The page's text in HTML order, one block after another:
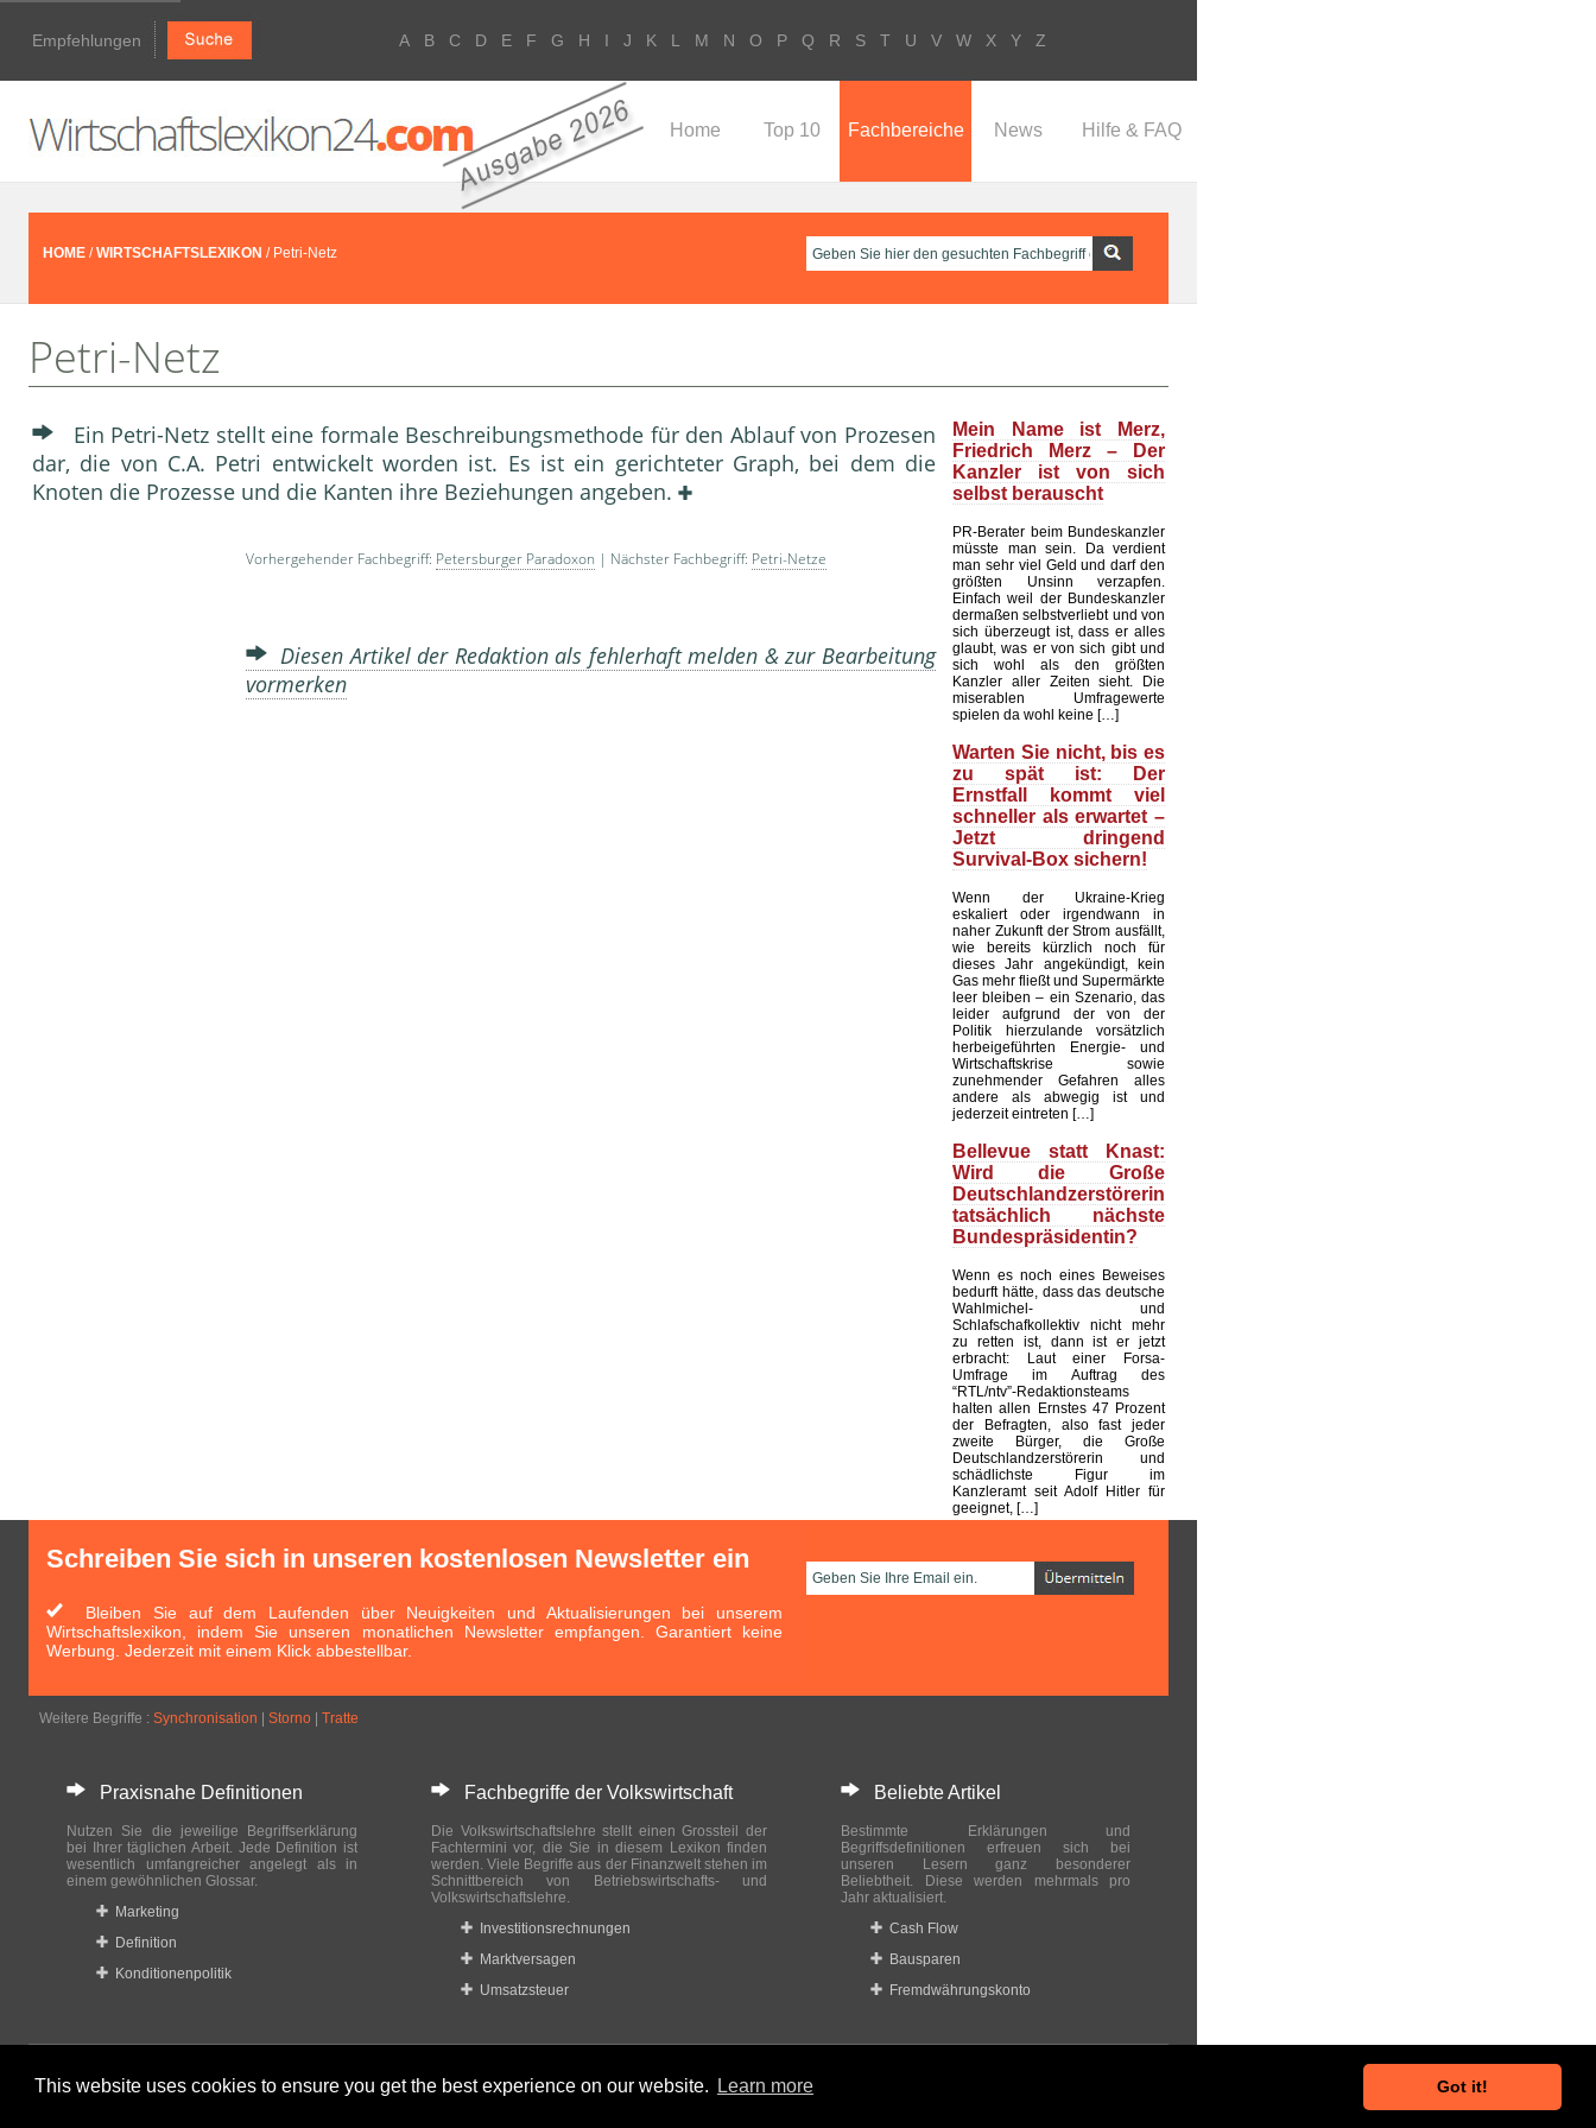
This website uses cookies to ensure you get the best experience on our website. Learn more Got it!
Empfehlungen A B C D E F G H I J K L M N O P Q R S T U V W X Y Z
Home Top 10 Fachbereiche News Hilfe & FAQ
HOME /WIRTSCHAFTSLEXIKON / Petri-Netz
Petri-Netz
Ein Petri-Netz stellt eine formale Beschreibungsmethode für den Ablauf von Prozesen
dar, die von C.A. Petri entwickelt worden ist. Es ist ein gerichteter Graph, bei dem die
Knoten die Prozesse und die Kanten ihre Beziehungen angeben.
Vorhergehender Fachbegriff: Petersburger Paradoxon | Nächster Fachbegriff: Petri-Netze
Diesen Artikel der Redaktion als fehlerhaft melden & zur Bearbeitung
vormerken
Mein Name ist Merz,
Friedrich Merz – Der
Kanzler ist von sich
selbst berauscht
PR-Berater beim Bundeskanzler
müsste man sein. Da verdient
man sehr viel Geld und darf den
größten Unsinn verzapfen.
Einfach weil der Bundeskanzler
dermaßen selbstverliebt und von
sich überzeugt ist, dass er alles
glaubt, was er von sich gibt und
sich wohl als den größten
Kanzler aller Zeiten sieht. Die
miserablen Umfragewerte
spielen da wohl keine […]
Warten Sie nicht, bis es
zu spät ist: Der
Ernstfall kommt viel
schneller als erwartet –
Jetzt dringend
Survival-Box sichern!
Wenn der Ukraine-Krieg
eskaliert oder irgendwann in
naher Zukunft der Strom ausfällt,
wie bereits kürzlich noch für
dieses Jahr angekündigt, kein
Gas mehr fließt und Supermärkte
leer bleiben – ein Szenario, das
leider aufgrund der von der
Politik hierzulande vorsätzlich
herbeigeführten Energie- und
Wirtschaftskrise sowie
zunehmender Gefahren alles
andere als abwegig ist und
jederzeit eintreten […]
Bellevue statt Knast:
Wird die Große
Deutschlandzerstörerin
tatsächlich nächste
Bundespräsidentin?
Wenn es noch eines Beweises
bedurft hätte, dass das deutsche
Wahlmichel- und
Schlafschafkollektiv nicht mehr
zu retten ist, dann ist er jetzt
erbracht: Laut einer Forsa-
Umfrage im Auftrag des
“RTL/ntv”-Redaktionsteams
halten allen Ernstes 47 Prozent
der Befragten, also fast jeder
zweite Bürger, die Große
Deutschlandzerstörerin und
schädlichste Figur im
Kanzleramt seit Adolf Hitler für
geeignet, […]
Schreiben Sie sich in unseren kostenlosen Newsletter ein
Bleiben Sie auf dem Laufenden über Neuigkeiten und Aktualisierungen bei unserem
Wirtschaftslexikon, indem Sie unseren monatlichen Newsletter empfangen. Garantiert keine
Werbung. Jederzeit mit einem Klick abbestellbar.
Weitere Begriffe : Synchronisation Storno Tratte
Praxisnahe Definitionen
Nutzen Sie die jeweilige Begriffserklärung
bei Ihrer täglichen Arbeit. Jede Definition ist
wesentlich umfangreicher angelegt als in
einem gewöhnlichen Glossar.
Marketing
Definition
Konditionenpolitik
Fachbegriffe der Volkswirtschaft
Die Volkswirtschaftslehre stellt einen Grossteil der
Fachtermini vor, die Sie in diesem Lexikon finden
werden. Viele Begriffe aus der Finanzwelt stehen im
Schnittbereich von Betriebswirtschafts- und
Volkswirtschaftslehre.
Investitionsrechnungen
Marktversagen
Umsatzsteuer
Beliebte Artikel
Bestimmte Erklärungen und
Begriffsdefinitionen erfreuen sich bei
unseren Lesern ganz besonderer
Beliebtheit. Diese werden mehrmals pro
Jahr aktualisiert.
Cash Flow
Bausparen
Fremdwährungskonto